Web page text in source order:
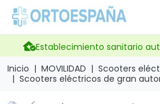
Establecimiento sanitario
Inicio
MOVILIDAD
Scooters
Scooters eléctricos de gran